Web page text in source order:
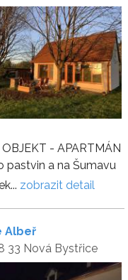
- APARTMÁN
pastvin a na Šumavu
zobrazit detail
Albeř
33 Nová Bystřice